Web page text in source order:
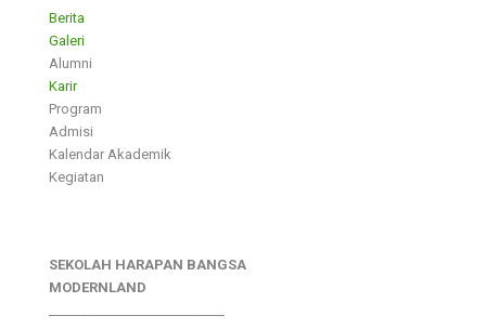
Berita
Galeri
Alumni
Karir
Program
Admisi
Kalendar Akademik
Kegiatan
SEKOLAH HARAPAN BANGSA
MODERNLAND